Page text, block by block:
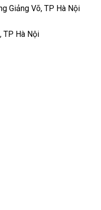
Giảng Võ, TP Hà Nội
TP Hà Nội